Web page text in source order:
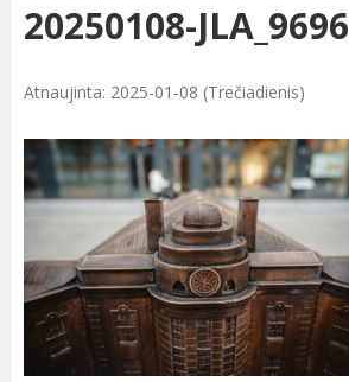
20250108-JLA_9696
Atnaujinta: 2025-01-08 (Trečiadienis)